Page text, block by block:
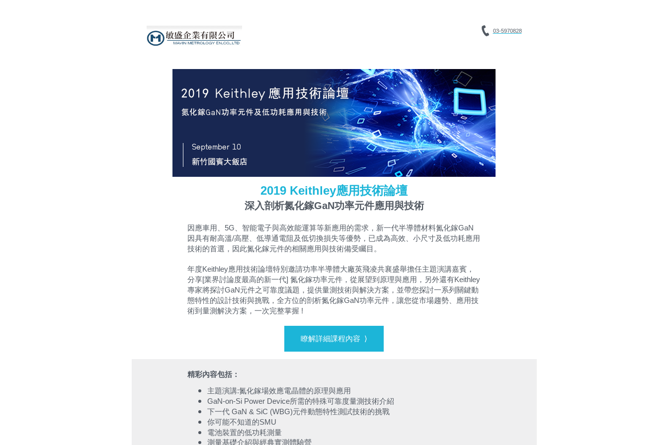
03-5970828
2019 Keithley應用技術論壇
深入剖析氮化鎵GaN功率元件應用與技術
因應車用、 5G、智能電子與高效能運算等新應用的需求，新一代半導體材料氮化鎵GaN
因具有耐高溫/高壓、低導通電阻及低切換損失等優勢，已成為高效、小尺寸及低功耗應用
技術的首選，因此氮化鎵元件的相關應用與技術備受矚目。
年度Keithley應用技術論壇特別邀請功率半導體大廠英飛凌共襄盛舉擔任主題演講嘉賓，
分享[業界討論度最高的新一代] 氮化鎵功率元件，從展望到原理與應用，另外還有Keithley
專家將探討GaN元件之可靠度議題，提供量測技術與解決方案，並帶您探討一系列關鍵動
態特性的設計技術與挑戰，全方位的剖析氮化鎵GaN功率元件，讓您從市場趨勢、應用技
術到量測解決方案，一次完整掌握 !
瞭解詳細課程內容 ⟩
精彩內容包括：
主題演講:氮化鎵場效應電晶體的原理與應用
GaN-on-Si Power Device所需的特殊可靠度量測技術介紹
下一代 GaN & SiC (WBG)元件動態特性測試技術的挑戰
你可能不知道的SMU
電池裝置的低功耗測量
測量基礎介紹與經典實測體驗營